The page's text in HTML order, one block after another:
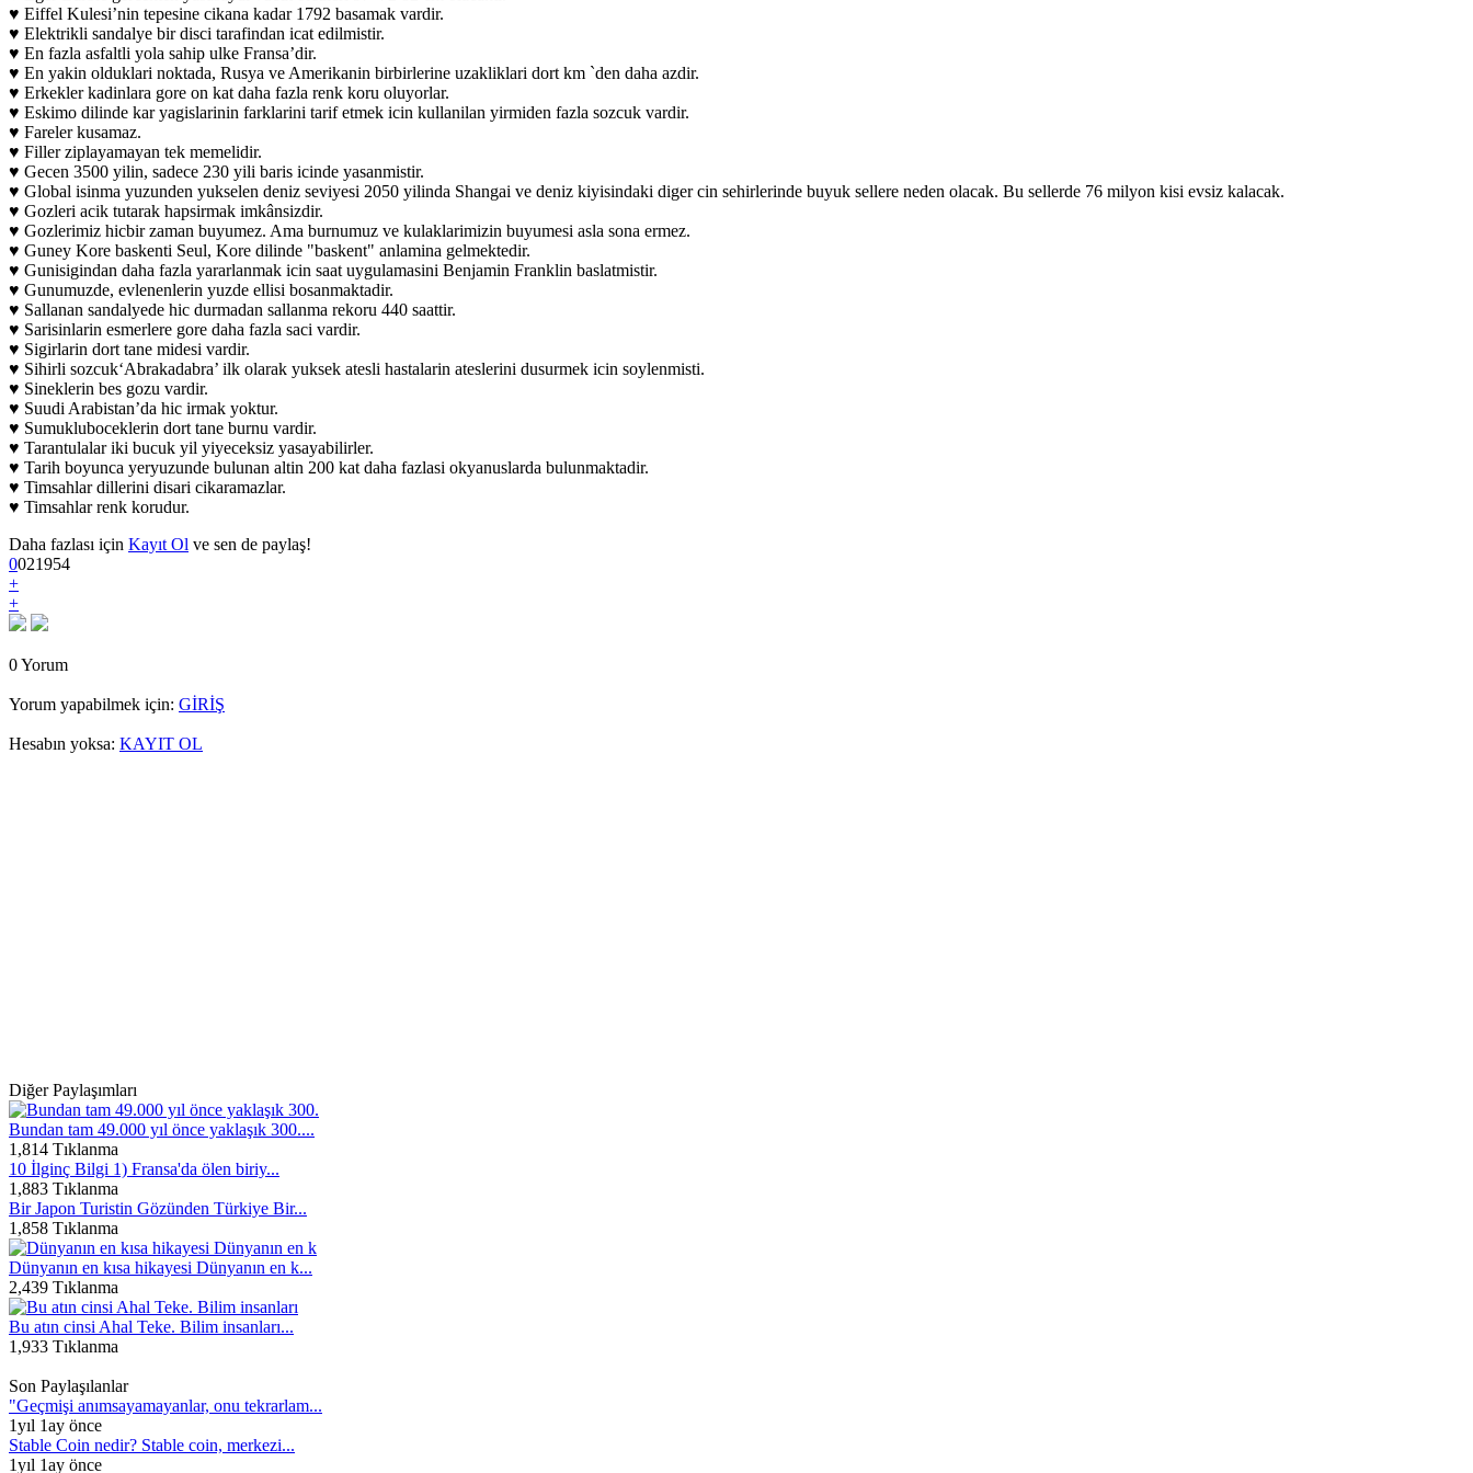
♥ Eiffel Kulesi’nin tepesine cikana kadar 1792 basamak vardir.
♥ Elektrikli sandalye bir disci tarafindan icat edilmistir.
♥ En fazla asfaltli yola sahip ulke Fransa’dir.
♥ En yakin olduklari noktada, Rusya ve Amerikanin birbirlerine uzakliklari dort km `den daha azdir.
♥ Erkekler kadinlara gore on kat daha fazla renk koru oluyorlar.
♥ Eskimo dilinde kar yagislarinin farklarini tarif etmek icin kullanilan yirmiden fazla sozcuk vardir.
♥ Fareler kusamaz.
♥ Filler ziplayamayan tek memelidir.
♥ Gecen 3500 yilin, sadece 230 yili baris icinde yasanmistir.
♥ Global isinma yuzunden yukselen deniz seviyesi 2050 yilinda Shangai ve deniz kiyisindaki diger cin sehirlerinde buyuk sellere neden olacak. Bu sellerde 76 milyon kisi evsiz kalacak.
♥ Gozleri acik tutarak hapsirmak imkânsizdir.
♥ Gozlerimiz hicbir zaman buyumez. Ama burnumuz ve kulaklarimizin buyumesi asla sona ermez.
♥ Guney Kore baskenti Seul, Kore dilinde "baskent" anlamina gelmektedir.
♥ Gunisigindan daha fazla yararlanmak icin saat uygulamasini Benjamin Franklin baslatmistir.
♥ Gunumuzde, evlenenlerin yuzde ellisi bosanmaktadir.
♥ Sallanan sandalyede hic durmadan sallanma rekoru 440 saattir.
♥ Sarisinlarin esmerlere gore daha fazla saci vardir.
♥ Sigirlarin dort tane midesi vardir.
♥ Sihirli sozcuk‘Abrakadabra’ ilk olarak yuksek atesli hastalarin ateslerini dusurmek icin soylenmisti.
♥ Sineklerin bes gozu vardir.
♥ Suudi Arabistan’da hic irmak yoktur.
♥ Sumukluboceklerin dort tane burnu vardir.
♥ Tarantulalar iki bucuk yil yiyeceksiz yasayabilirler.
♥ Tarih boyunca yeryuzunde bulunan altin 200 kat daha fazlasi okyanuslarda bulunmaktadir.
♥ Timsahlar dillerini disari cikaramazlar.
♥ Timsahlar renk korudur.
Daha fazlası için Kayıt Ol ve sen de paylaş!
0021954
+
+
0 Yorum
Yorum yapabilmek için: GİRİŞ
Hesabın yoksa: KAYIT OL
Diğer Paylaşımları
Bundan tam 49.000 yıl önce yaklaşık 300....
1,814 Tıklanma
10 İlginç Bilgi 1) Fransa'da ölen biriy...
1,883 Tıklanma
Bir Japon Turistin Gözünden Türkiye Bir...
1,858 Tıklanma
Dünyanın en kısa hikayesi Dünyanın en k...
2,439 Tıklanma
Bu atın cinsi Ahal Teke. Bilim insanları...
1,933 Tıklanma
Son Paylaşılanlar
"Geçmişi anımsayamayanlar, onu tekrarlam...
1yıl 1ay önce
Stable Coin nedir? Stable coin, merkezi...
1yıl 1ay önce